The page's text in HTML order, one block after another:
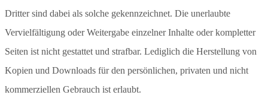
Dritter sind dabei als solche gekennzeichnet. Die unerlaubte
Vervielfältigung oder Weitergabe einzelner Inhalte oder kompletter
Seiten ist nicht gestattet und strafbar. Lediglich die Herstellung von
Kopien und Downloads für den persönlichen, privaten und nicht
kommerziellen Gebrauch ist erlaubt.